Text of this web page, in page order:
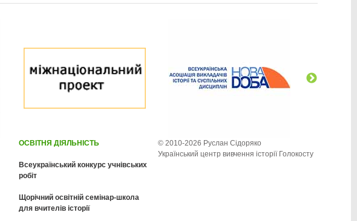
ОСВІТНЯ ДІЯЛЬНІСТЬ
Всеукраїнський конкурс учнівських
робіт
Щорічний освітній семінар-школа
для вчителів історії
© 2010-2026 Руслан Сідоряко
Український центр вивчення історії Голокосту